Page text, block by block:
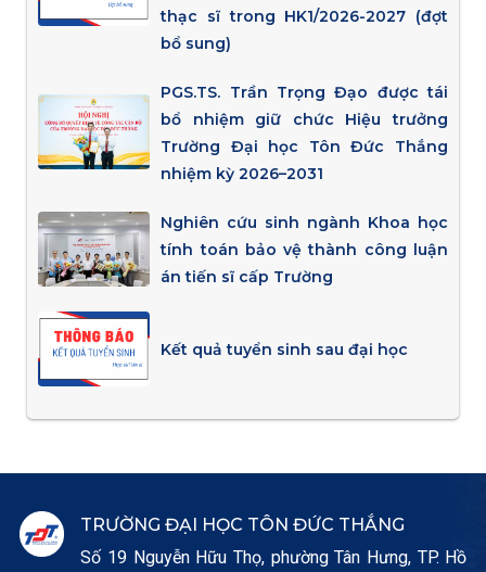
thạc sĩ trong HK1/2026-2027 (đợt
bổ sung)
PGS.TS. Trần Trọng Đạo được tái
bổ nhiệm giữ chức Hiệu trưởng
Trường Đại học Tôn Đức Thắng
nhiệm kỳ 2026–2031
Nghiên cứu sinh ngành Khoa học
tính toán bảo vệ thành công luận
án tiến sĩ cấp Trường
Kết quả tuyển sinh sau đại học
TRƯỜNG ĐẠI HỌC TÔN ĐỨC THẮNG
Số 19 Nguyễn Hữu Thọ, phường Tân Hưng, TP. Hồ